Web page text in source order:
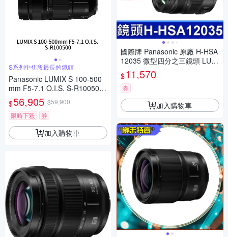
S系列中焦段最長的鏡頭
Panasonic LUMIX S 100-500
mm F5-7.1 O.I.S. S-R100500
(公司貨)
$56,905 $59,900
限時下殺
券
加入購物車
國際牌 Panasonic 原廠 H-HSA
12035 微型四分之三鏡頭 LUMI
X G X VARIO 12-35mm 相機
$11,570
券
加入購物車